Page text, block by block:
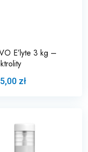
E’lyte 3 kg –
zł